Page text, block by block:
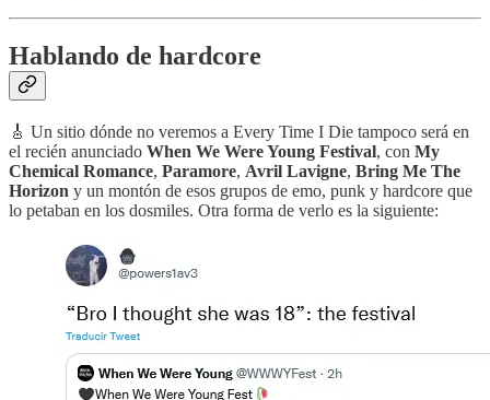
Hablando de hardcore
🎸 Un sitio dónde no veremos a Every Time I Die tampoco será en
el recién anunciado When We Were Young Festival, con My
Chemical Romance, Paramore, Avril Lavigne, Bring Me The
Horizon y un montón de esos grupos de emo, punk y hardcore que
lo petaban en los dosmiles. Otra forma de verlo es la siguiente: